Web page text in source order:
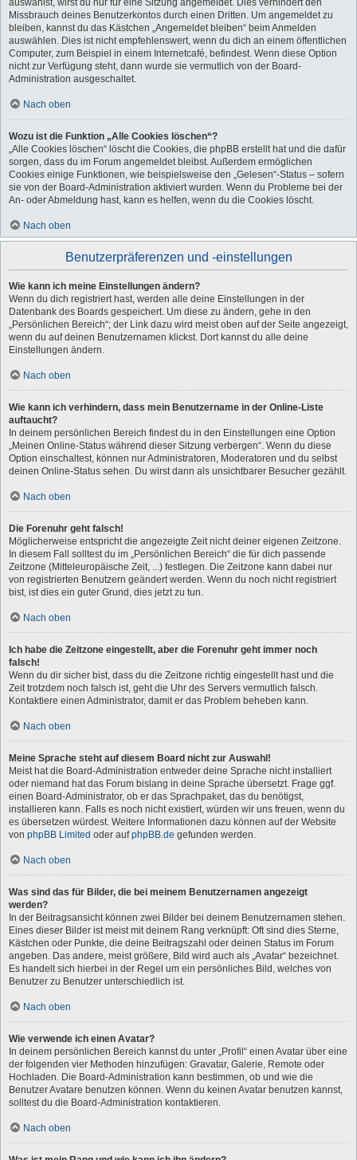
auswählst, wirst du nur für eine Sitzung angemeldet. Dies verhindert den
Missbrauch deines Benutzerkontos durch einen Dritten. Um angemeldet zu
bleiben, kannst du das Kästchen „Angemeldet bleiben“ beim Anmelden
auswählen. Dies ist nicht empfehlenswert, wenn du dich an einem öffentlichen
Computer, zum Beispiel in einem Internetcafé, befindest. Wenn diese Option
nicht zur Verfügung steht, dann wurde sie vermutlich von der Board-
Administration ausgeschaltet.
Nach oben
Wozu ist die Funktion „Alle Cookies löschen“?
„Alle Cookies löschen“ löscht die Cookies, die phpBB erstellt hat und die dafür
sorgen, dass du im Forum angemeldet bleibst. Außerdem ermöglichen
Cookies einige Funktionen, wie beispielsweise den „Gelesen“-Status – sofern
sie von der Board-Administration aktiviert wurden. Wenn du Probleme bei der
An- oder Abmeldung hast, kann es helfen, wenn du die Cookies löscht.
Nach oben
Benutzerpräferenzen und -einstellungen
Wie kann ich meine Einstellungen ändern?
Wenn du dich registriert hast, werden alle deine Einstellungen in der
Datenbank des Boards gespeichert. Um diese zu ändern, gehe in den
„Persönlichen Bereich“; der Link dazu wird meist oben auf der Seite angezeigt,
wenn du auf deinen Benutzernamen klickst. Dort kannst du alle deine
Einstellungen ändern.
Nach oben
Wie kann ich verhindern, dass mein Benutzername in der Online-Liste
auftaucht?
In deinem persönlichen Bereich findest du in den Einstellungen eine Option
„Meinen Online-Status während dieser Sitzung verbergen“. Wenn du diese
Option einschaltest, können nur Administratoren, Moderatoren und du selbst
deinen Online-Status sehen. Du wirst dann als unsichtbarer Besucher gezählt.
Nach oben
Die Forenuhr geht falsch!
Möglicherweise entspricht die angezeigte Zeit nicht deiner eigenen Zeitzone.
In diesem Fall solltest du im „Persönlichen Bereich“ die für dich passende
Zeitzone (Mitteleuropäische Zeit, ...) festlegen. Die Zeitzone kann dabei nur
von registrierten Benutzern geändert werden. Wenn du noch nicht registriert
bist, ist dies ein guter Grund, dies jetzt zu tun.
Nach oben
Ich habe die Zeitzone eingestellt, aber die Forenuhr geht immer noch
falsch!
Wenn du dir sicher bist, dass du die Zeitzone richtig eingestellt hast und die
Zeit trotzdem noch falsch ist, geht die Uhr des Servers vermutlich falsch.
Kontaktiere einen Administrator, damit er das Problem beheben kann.
Nach oben
Meine Sprache steht auf diesem Board nicht zur Auswahl!
Meist hat die Board-Administration entweder deine Sprache nicht installiert
oder niemand hat das Forum bislang in deine Sprache übersetzt. Frage ggf.
einen Board-Administrator, ob er das Sprachpaket, das du benötigst,
installieren kann. Falls es noch nicht existiert, würden wir uns freuen, wenn du
es übersetzen würdest. Weitere Informationen dazu können auf der Website
von phpBB Limited oder aufphpBB.de gefunden werden.
Nach oben
Was sind das für Bilder, die bei meinem Benutzernamen angezeigt
werden?
In der Beitragsansicht können zwei Bilder bei deinem Benutzernamen stehen.
Eines dieser Bilder ist meist mit deinem Rang verknüpft: Oft sind dies Sterne,
Kästchen oder Punkte, die deine Beitragszahl oder deinen Status im Forum
angeben. Das andere, meist größere, Bild wird auch als „Avatar“ bezeichnet.
Es handelt sich hierbei in der Regel um ein persönliches Bild, welches von
Benutzer zu Benutzer unterschiedlich ist.
Nach oben
Wie verwende ich einen Avatar?
In deinem persönlichen Bereich kannst du unter „Profil“ einen Avatar über eine
der folgenden vier Methoden hinzufügen: Gravatar, Galerie, Remote oder
Hochladen. Die Board-Administration kann bestimmen, ob und wie die
Benutzer Avatare benutzen können. Wenn du keinen Avatar benutzen kannst,
solltest du die Board-Administration kontaktieren.
Nach oben